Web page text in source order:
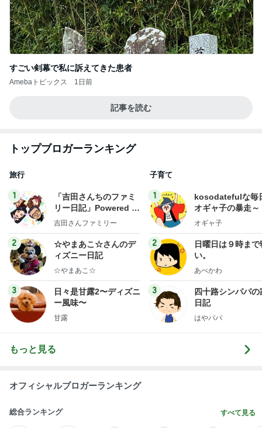
すごい剣幕で私に訴えてきた患者
Amebaトピックス 1日前
記事を読む
トップブロガーランキング
旅行
1
「吉田さんちのファミ
リー日記」Powered b
y Ameba 吉田さんファ
ログ
吉田さんファミリー
2
☆やまあこ☆さんのデ
ィズニー日記
☆やまあこ☆
3
日々是甘露2〜ディズニ
ー風味〜
甘露
子育て
1
kosodatefulな毎
オギャ子の暴走～
オギャ子
2
日曜日は９時まで
い。
あべかわ
3
四十路シンパパの
日記
はやパパ
もっと見る
オフィシャルブロガーランキング
総合ランキング すべて見る